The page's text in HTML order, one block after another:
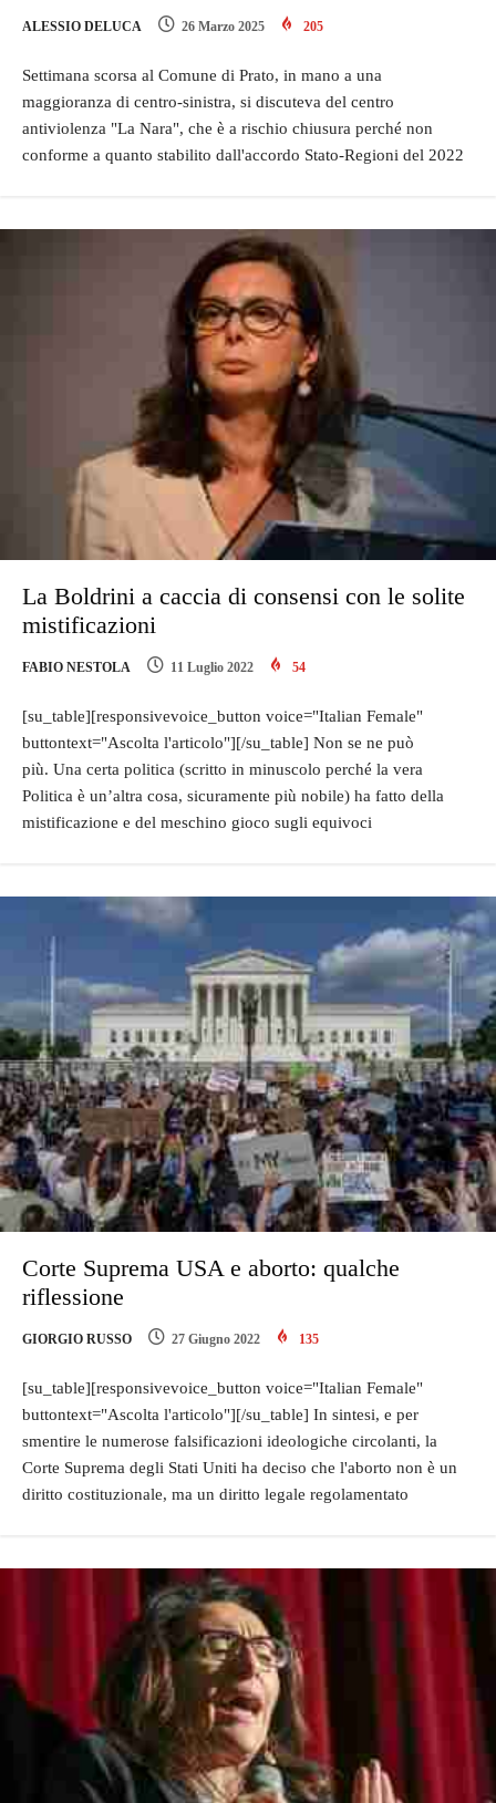
ALESSIO DELUCA 26 Marzo 2025 205
Settimana scorsa al Comune di Prato, in mano a una
maggioranza di centro-sinistra, si discuteva del centro
antiviolenza "La Nara", che è a rischio chiusura perché non
conforme a quanto stabilito dall'accordo Stato-Regioni del 2022
La Boldrini a caccia di consensi con le solite
mistificazioni
FABIO NESTOLA 11 Luglio 2022 54
[su_table][responsivevoice_button voice="Italian Female"
buttontext="Ascolta l'articolo"][/su_table] Non se ne può
più. Una certa politica (scritto in minuscolo perché la vera
Politica è un’altra cosa, sicuramente più nobile) ha fatto della
mistificazione e del meschino gioco sugli equivoci
Corte Suprema USA e aborto: qualche
riflessione
GIORGIO RUSSO 27 Giugno 2022 135
[su_table][responsivevoice_button voice="Italian Female"
buttontext="Ascolta l'articolo"][/su_table] In sintesi, e per
smentire le numerose falsificazioni ideologiche circolanti, la
Corte Suprema degli Stati Uniti ha deciso che l'aborto non è un
diritto costituzionale, ma un diritto legale regolamentato